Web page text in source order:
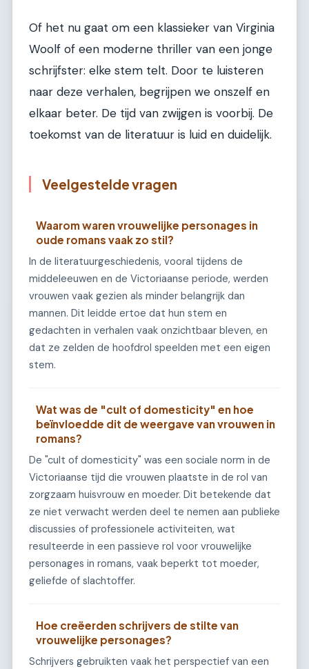
Of het nu gaat om een klassieker van Virginia
Woolf of een moderne thriller van een jonge
schrijfster: elke stem telt. Door te luisteren
naar deze verhalen, begrijpen we onszelf en
elkaar beter. De tijd van zwijgen is voorbij. De
toekomst van de literatuur is luid en duidelijk.
Veelgestelde vragen
Waarom waren vrouwelijke personages in
oude romans vaak zo stil?
In de literatuurgeschiedenis, vooral tijdens de
middeleeuwen en de Victoriaanse periode, werden
vrouwen vaak gezien als minder belangrijk dan
mannen. Dit leidde ertoe dat hun stem en
gedachten in verhalen vaak onzichtbaar bleven, en
dat ze zelden de hoofdrol speelden met een eigen
stem.
Wat was de "cult of domesticity" en hoe
beïnvloedde dit de weergave van vrouwen in
romans?
De "cult of domesticity" was een sociale norm in de
Victoriaanse tijd die vrouwen plaatste in de rol van
zorgzaam huisvrouw en moeder. Dit betekende dat
ze niet verwacht werden deel te nemen aan publieke
discussies of professionele activiteiten, wat
resulteerde in een passieve rol voor vrouwelijke
personages in romans, vaak beperkt tot moeder,
geliefde of slachtoffer.
Hoe creëerden schrijvers de stilte van
vrouwelijke personages?
Schrijvers gebruikten vaak het perspectief van een